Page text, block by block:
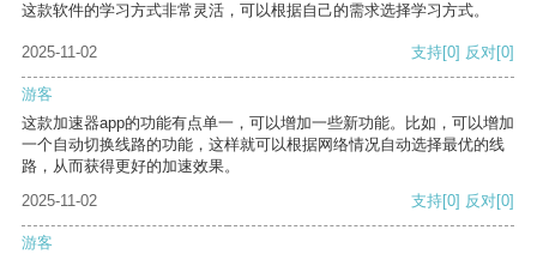
这款软件的学习方式非常灵活，可以根据自己的需求选择学习方式。
2025-11-02 支持[0] 反对[0]
游客
这款加速器app的功能有点单一，可以增加一些新功能。比如，可以增加
一个自动切换线路的功能，这样就可以根据网络情况自动选择最优的线
路，从而获得更好的加速效果。
2025-11-02
支持[0] 反对[0]
游客